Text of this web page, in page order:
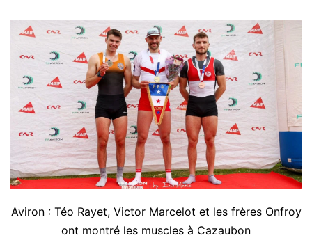
Aviron : Téo Rayet, Victor Marcelot et les frères Onfroy
ont montré les muscles à Cazaubon